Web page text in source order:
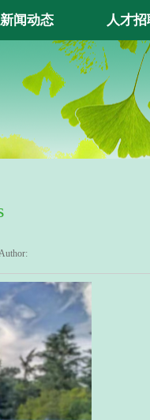
新闻动态 人才招